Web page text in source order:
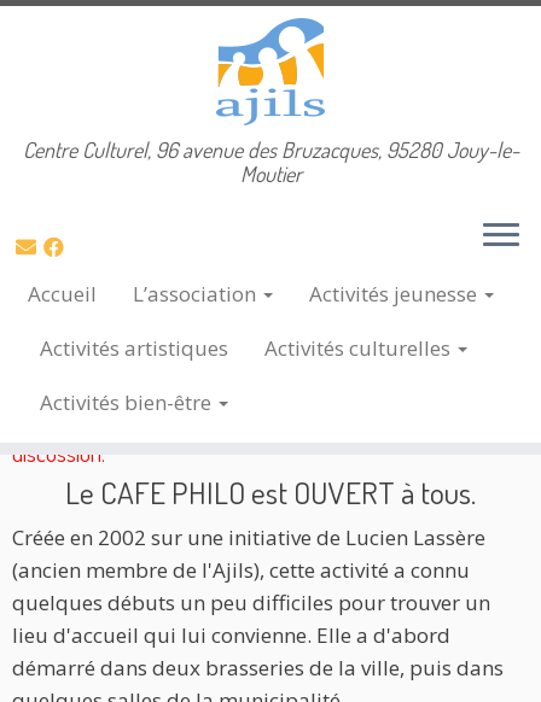
SkipCentre Culturel, 96 avenue des Bruzacques, 95280 Jouy-le-
Moutier
Accueil L’association Activités jeunesse
Activités artistiques Activités culturelles
Activités bien-être
Café Philo
problèmes de la vie en société avec l'aide d'un animateur de
discussion.
Le CAFE PHILO est OUVERT à tous.
Créée en 2002 sur une initiative de Lucien Lassère
(ancien membre de l'Ajils), cette activité a connu
quelques débuts un peu difficiles pour trouver un
lieu d'accueil qui lui convienne. Elle a d'abord
démarré dans deux brasseries de la ville, puis dans